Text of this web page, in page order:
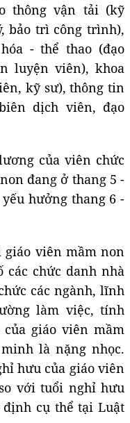
thông vận tải (kỹ
bảo trì công trình),
- thể thao (đạo
luyện viên), khoa
kỹ sư), thông tin
dịch viên, đạo
của viên chức
đang ở thang 5 -
hưởng thang 6 -
viên mầm non
các chức danh nhà
các ngành, lĩnh
làm việc, tính
giáo viên mầm
là nặng nhọc.
hưu của giáo viên
với tuổi nghỉ hưu
cụ thể tại Luật